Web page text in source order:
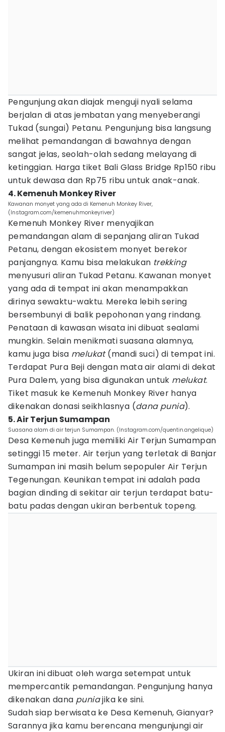
Pengunjung akan diajak menguji nyali selama
berjalan di atas jembatan yang menyeberangi
Tukad (sungai) Petanu. Pengunjung bisa langsung
melihat pemandangan di bawahnya dengan
sangat jelas, seolah-olah sedang melayang di
ketinggian. Harga tiket Bali Glass Bridge Rp150 ribu
untuk dewasa dan Rp75 ribu untuk anak-anak.
4. Kemenuh Monkey River
Kawanan monyet yang ada di Kemenuh Monkey River,
(Instagram.com/kemenuhmonkeyriver)
Kemenuh Monkey River menyajikan
pemandangan alam di sepanjang aliran Tukad
Petanu, dengan ekosistem monyet berekor
panjangnya. Kamu bisa melakukan trekking
menyusuri aliran Tukad Petanu. Kawanan monyet
yang ada di tempat ini akan menampakkan
dirinya sewaktu-waktu. Mereka lebih sering
bersembunyi di balik pepohonan yang rindang.
Penataan di kawasan wisata ini dibuat sealami
mungkin. Selain menikmati suasana alamnya,
kamu juga bisa melukat(mandi suci) di tempat ini.
Terdapat Pura Beji dengan mata air alami di dekat
Pura Dalem, yang bisa digunakan untuk melukat.
Tiket masuk ke Kemenuh Monkey River hanya
dikenakan donasi seikhlasnya (dana punia).
5. Air Terjun Sumampan
Suasana alam di air terjun Sumampan. (Instagram.com/quentin.angelique)
Desa Kemenuh juga memiliki Air Terjun Sumampan
setinggi 15 meter. Air terjun yang terletak di Banjar
Sumampan ini masih belum sepopuler Air Terjun
Tegenungan. Keunikan tempat ini adalah pada
bagian dinding di sekitar air terjun terdapat batu-
batu padas dengan ukiran berbentuk topeng.
Ukiran ini dibuat oleh warga setempat untuk
mempercantik pemandangan. Pengunjung hanya
dikenakan dana puniajika ke sini.
Sudah siap berwisata ke Desa Kemenuh, Gianyar?
Sarannya jika kamu berencana mengunjungi air